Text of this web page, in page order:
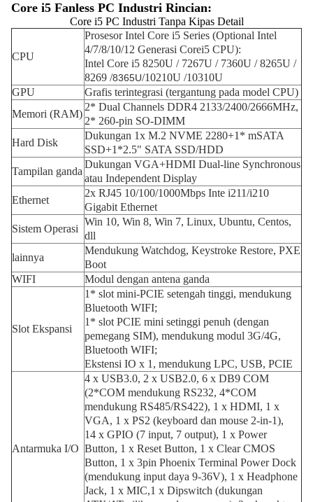
Core i5 Fanless PC Industri Rincian:
Core i5 PC Industri Tanpa Kipas Detail
CPU
Prosesor Intel Core i5 Series (Optional Intel
4/7/8/10/12 Generasi Corei5 CPU):
Intel Core i5 8250U / 7267U / 7360U / 8265U /
8269 /8365U/10210U /10310U
GPU
Grafis terintegrasi (tergantung pada model CPU)
Memori (RAM)
2* Dual Channels DDR4 2133/2400/2666MHz,
2* 260-pin SO-DIMM
Hard Disk
Dukungan 1x M.2 NVME 2280+1* mSATA
SSD+1*2.5" SATA SSD/HDD
Tampilan ganda
Dukungan VGA+HDMI Dual-line Synchronous
atau Independent Display
Ethernet
2x RJ45 10/100/1000Mbps Inte i211/i210
Gigabit Ethernet
Sistem Operasi
Win 10, Win 8, Win 7, Linux, Ubuntu, Centos,
dll
lainnya
Mendukung Watchdog, Keystroke Restore, PXE
Boot
WIFI
Modul dengan antena ganda
Slot Ekspansi
1* slot mini-PCIE setengah tinggi, mendukung
Bluetooth WIFI;
1* slot PCIE mini setinggi penuh (dengan
pemegang SIM), mendukung modul 3G/4G,
Bluetooth WIFI;
Ekstensi IO x 1, mendukung LPC, USB, PCIE
Antarmuka I/O
4 x USB3.0, 2 x USB2.0, 6 x DB9 COM
(2*COM mendukung RS232, 4*COM
mendukung RS485/RS422), 1 x HDMI, 1 x
VGA, 1 x PS2 (keyboard dan mouse 2-in-1),
14 x GPIO (7 input, 7 output), 1 x Power
Button, 1 x Reset Button, 1 x Clear CMOS
Button, 1 x 3pin Phoenix Terminal Power Dock
(mendukung input daya 9-36V), 1 x Headphone
Jack, 1 x MIC,1 x Dipswitch (dukungan